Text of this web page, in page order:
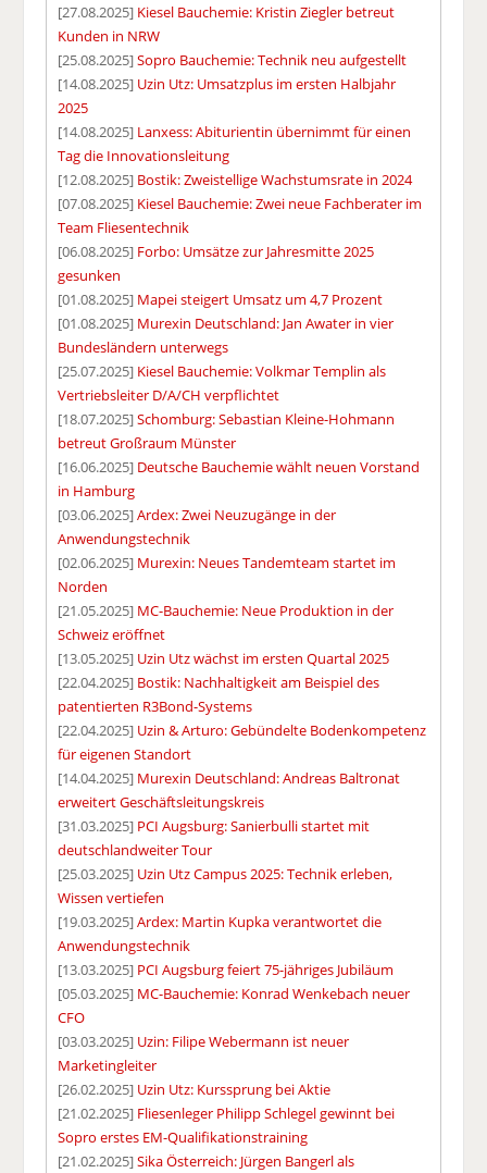
[27.08.2025] Kiesel Bauchemie: Kristin Ziegler betreut
Kunden in NRW
[25.08.2025]Sopro Bauchemie: Technik neu aufgestellt
[14.08.2025] Uzin Utz: Umsatzplus im ersten Halbjahr
2025
[14.08.2025] Lanxess: Abiturientin übernimmt für einen
Tag die Innovationsleitung
[12.08.2025] Bostik: Zweistellige Wachstumsrate in 2024
[07.08.2025] Kiesel Bauchemie: Zwei neue Fachberater im
Team Fliesentechnik
[06.08.2025] Forbo: Umsätze zur Jahresmitte 2025
gesunken
[01.08.2025] Mapei steigert Umsatz um 4,7 Prozent
[01.08.2025] Murexin Deutschland: Jan Awater in vier
Bundesländern unterwegs
[25.07.2025] Kiesel Bauchemie: Volkmar Templin als
Vertriebsleiter D/A/CH verpflichtet
[18.07.2025]Schomburg: Sebastian Kleine-Hohmann
betreut Großraum Münster
[16.06.2025] Deutsche Bauchemie wählt neuen Vorstand
in Hamburg
[03.06.2025]Ardex: Zwei Neuzugänge in der
Anwendungstechnik
[02.06.2025] Murexin: Neues Tandemteam startet im
Norden
[21.05.2025] MC-Bauchemie: Neue Produktion in der
Schweiz eröffnet
[13.05.2025] Uzin Utz wächst im ersten Quartal 2025
[22.04.2025] Bostik: Nachhaltigkeit am Beispiel des
patentierten R3Bond-Systems
[22.04.2025] Uzin & Arturo: Gebündelte Bodenkompetenz
für eigenen Standort
[14.04.2025] Murexin Deutschland: Andreas Baltronat
erweitert Geschäftsleitungskreis
[31.03.2025] PCI Augsburg: Sanierbulli startet mit
deutschlandweiter Tour
[25.03.2025] Uzin Utz Campus 2025: Technik erleben,
Wissen vertiefen
[19.03.2025]Ardex: Martin Kupka verantwortet die
Anwendungstechnik
[13.03.2025] PCI Augsburg feiert 75-jähriges Jubiläum
[05.03.2025] MC-Bauchemie: Konrad Wenkebach neuer
CFO
[03.03.2025] Uzin: Filipe Webermann ist neuer
Marketingleiter
[26.02.2025] Uzin Utz: Kurssprung bei Aktie
[21.02.2025] Fliesenleger Philipp Schlegel gewinnt bei
Sopro erstes EM-Qualifikationstraining
[21.02.2025]Sika Österreich: Jürgen Bangerl als